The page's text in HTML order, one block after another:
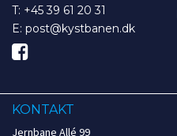
T: +45 39 61 20 31
E: post@kystbanen.dk
KONTAKT
Jernbane Allé 99